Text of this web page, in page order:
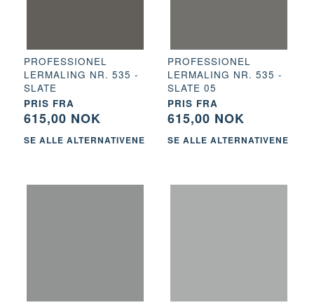
PROFESSIONEL
LERMALING NR. 535 -
SLATE
PRIS FRA
615,00 NOK
SE ALLE ALTERNATIVENE
PROFESSIONEL
LERMALING NR. 535 -
SLATE 05
PRIS FRA
615,00 NOK
SE ALLE ALTERNATIVENE